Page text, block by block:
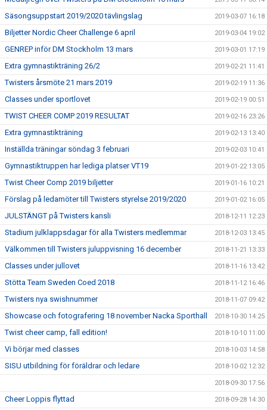
Säsongsuppstart 2019/2020 tävlingslag 2019-03-07 16:18
Biljetter Nordic Cheer Challenge 6 april 2019-03-04 19:02
GENREP inför DM Stockholm 13 mars 2019-03-01 17:19
Extra gymnastikträning 26/2 2019-02-21 11:41
Twisters årsmöte 21 mars 2019 2019-02-19 11:36
Classes under sportlovet 2019-02-19 00:51
TWIST CHEER COMP 2019 RESULTAT 2019-02-16 23:26
Extra gymnastikträning 2019-02-13 13:40
Inställda träningar söndag 3 februari 2019-02-03 10:41
Gymnastiktruppen har lediga platser VT19 2019-01-22 13:05
Twist Cheer Comp 2019 biljetter 2019-01-16 10:21
Förslag på ledamöter till Twisters styrelse 2019/2020 2019-01-02 16:05
JULSTÄNGT på Twisters kansli 2018-12-11 12:23
Stadium julklappsdagar för alla Twisters medlemmar 2018-12-03 13:45
Välkommen till Twisters juluppvisning 16 december 2018-11-21 13:33
Classes under jullovet 2018-11-16 13:42
Stötta Team Sweden Coed 2018 2018-11-12 16:46
Twisters nya swishnummer 2018-11-07 09:42
Showcase och fotografering 18 november Nacka Sporthall 2018-10-30 14:25
Twist cheer camp, fall edition! 2018-10-10 11:00
Vi börjar med classes 2018-10-03 14:58
SISU utbildning för föräldrar och ledare 2018-10-02 12:32
2018-09-30 17:56
Cheer Loppis flyttad 2018-09-28 14:30